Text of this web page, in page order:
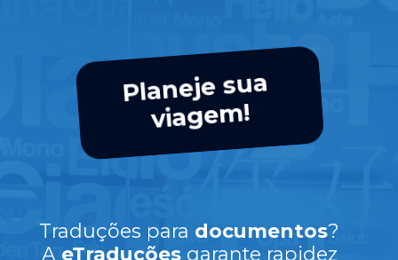
Traduções para documentos?
A eTraduçõesgarante rapidez
Planeje sua
viagem!